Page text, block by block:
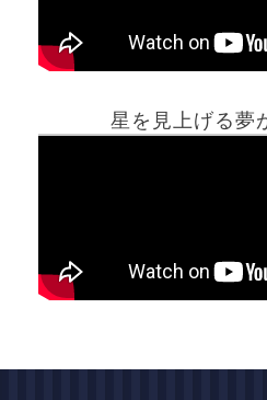
星を見上げる夢